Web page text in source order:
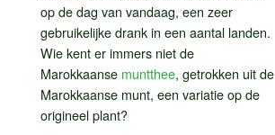
op de dag van vandaag, een zeer
gebruikelijke drank in een aantal landen.
Wie kent er immers niet de
Marokkaanse muntthee, getrokken uit de
Marokkaanse munt, een variatie op de
origineel plant?